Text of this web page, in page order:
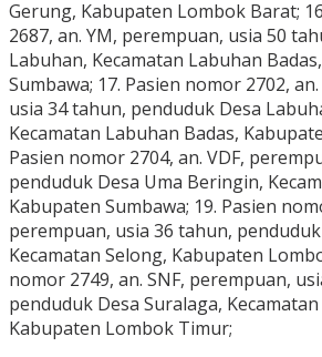
Gerung, Kabupaten Lombok Barat;
2687, an. YM, perempuan, usia 50
Labuhan, Kecamatan Labuhan
Sumbawa; 17. Pasien nomor 2702,
usia 34 tahun, penduduk Desa
Kecamatan Labuhan Badas,
Pasien nomor 2704, an. VDF,
penduduk Desa Uma Beringin,
Kabupaten Sumbawa; 19. Pasien
perempuan, usia 36 tahun,
Kecamatan Selong, Kabupaten
nomor 2749, an. SNF, perempuan,
penduduk Desa Suralaga,
Kabupaten Lombok Timur;